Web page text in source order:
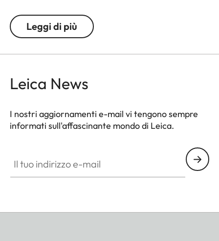
Leggi di più
Leica News
I nostri aggiornamenti e-mail vi tengono sempre
informati sull'affascinante mondo di Leica.